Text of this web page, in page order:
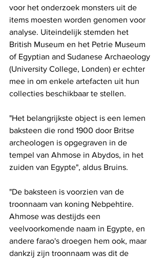
voor het onderzoek monsters uit de
items moesten worden genomen voor
analyse. Uiteindelijk stemden het
British Museum en het Petrie Museum
of Egyptian and Sudanese Archaeology
(University College, Londen) er echter
mee in om enkele artefacten uit hun
collecties beschikbaar te stellen.
"Het belangrijkste object is een lemen
baksteen die rond 1900 door Britse
archeologen is opgegraven in de
tempel van Ahmose in Abydos, in het
zuiden van Egypte", aldus Bruins.
"De baksteen is voorzien van de
troonnaam van koning Nebpehtire.
Ahmose was destijds een
veelvoorkomende naam in Egypte, en
andere farao's droegen hem ook, maar
dankzij zijn troonnaam was dit de